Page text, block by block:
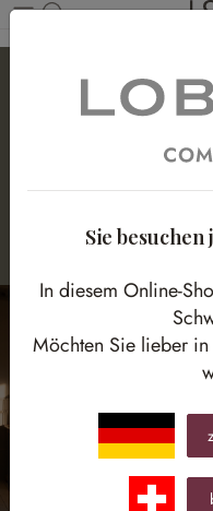
THE ART
Sie
In diesem Online-
Möchten Sie lieber in